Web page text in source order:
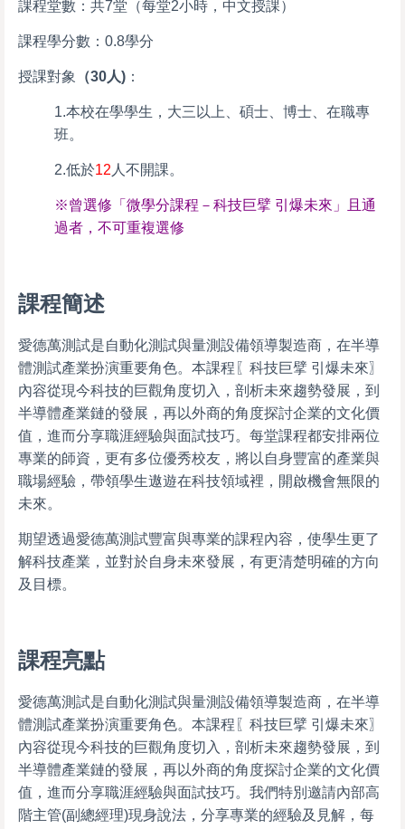
課程堂數：共7堂（每堂2小時，中文授課）
課程學分數：0.8學分
授課對象 （30人) ：
1.本校在學學生，大三以上、碩士、博士、在職專
班。
2.低於12 人不開課。
※曾選修「微學分課程－科技巨擘 引爆未來」且通
過者，不可重複選修
課程簡述
愛德萬測試是自動化測試與量測設備領導製造商，在半導
體測試產業扮演重要角色。本課程〖科技巨擘 引爆未來〗
內容從現今科技的巨觀角度切入，剖析未來趨勢發展，到
半導體產業鏈的發展，再以外商的角度探討企業的文化價
值，進而分享職涯經驗與面試技巧。每堂課程都安排兩位
專業的師資，更有多位優秀校友，將以自身豐富的產業與
職場經驗，帶領學生遨遊在科技領域裡，開啟機會無限的
未來。
期望透過愛德萬測試豐富與專業的課程內容，使學生更了
解科技產業，並對於自身未來發展，有更清楚明確的方向
及目標。
課程亮點
愛德萬測試是自動化測試與量測設備領導製造商，在半導
體測試產業扮演重要角色。本課程〖科技巨擘 引爆未來〗
內容從現今科技的巨觀角度切入，剖析未來趨勢發展，到
半導體產業鏈的發展，再以外商的角度探討企業的文化價
值，進而分享職涯經驗與面試技巧。我們特別邀請內部高
階主管(副總經理)現身說法，分享專業的經驗及見解，每